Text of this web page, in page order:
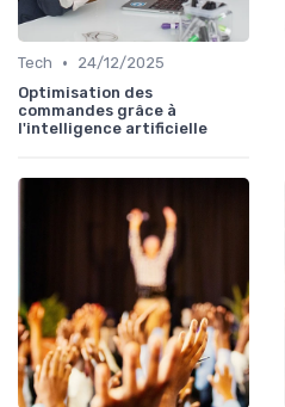
Tech •
24/12/2025
Optimisation des
commandes grâce à
l'intelligence artificielle